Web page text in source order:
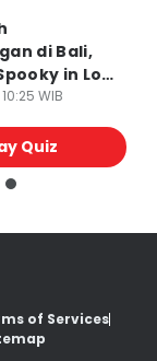
di Bali,
in Love
WIB
Quiz
of Services